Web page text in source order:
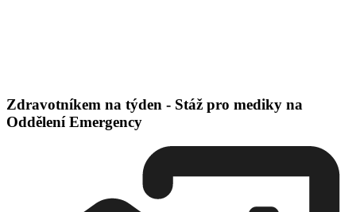
Zdravotníkem na týden - Stáž pro mediky na
Oddělení Emergency